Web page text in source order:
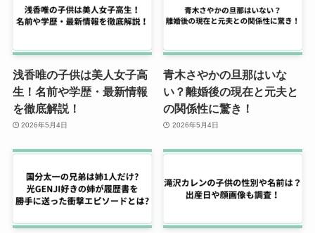
浅香唯の子供は美人女子高
生！名前や学歴・最新情報
を徹底解説！
2026年5月4日
青木さやかの旦那はいな
い？離婚後の現在と元夫と
の関係性に驚き！
2026年5月4日